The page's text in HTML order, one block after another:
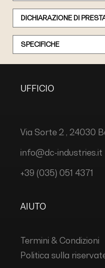
DICHIARAZIONE DI
SPECIFICHE
UFFICIO
Via Sorte 2 , 24030
info@dc-industries.it
+39 (035) 051 4371
AIUTO
Termini & Condizioni
Politica sulla